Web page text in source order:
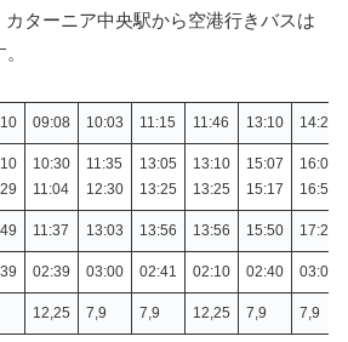
ターニア中央駅から空港行きバスは
09:08 10:03 11:15 11:46 13:10 14:22
10:30
11:04
11:35
12:30
13:05
13:25
13:10
13:25
15:07
15:17
16:05
16:52
11:37 13:03 13:56 13:56 15:50 17:25
02:39 03:00 02:41 02:10 02:40 03:03
12,25 7,9 7,9 12,25 7,9 7,9